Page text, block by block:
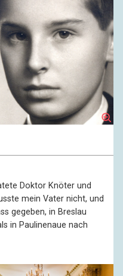
Doktor Knöter und
mein Vater nicht, und
gegeben, in Breslau
in Paulinenaue nach